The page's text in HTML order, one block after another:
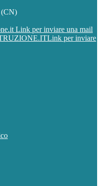
(CN)
Link per inviare una mail
Link per inviare